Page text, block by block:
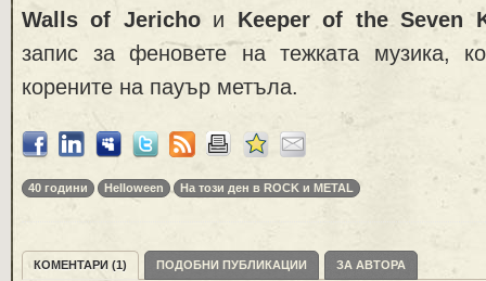
Walls of Jerichoи Keeper of the Seven
запис за феновете на тежката музика,
корените на пауър метъла.
40 години Helloween На този ден в ROCK и METAL
КОМЕНТАРИ (1) ПОДОБНИ ПУБЛИКАЦИИ ЗА АВТОРА